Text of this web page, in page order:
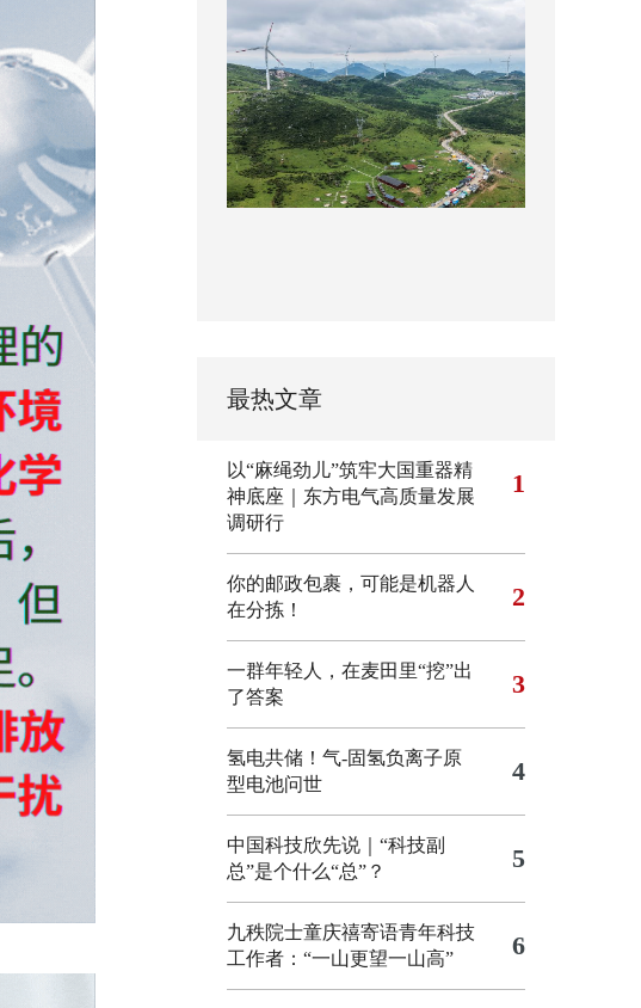
最热文章
以“麻绳劲儿”筑牢大国重器精
神底座｜东方电气高质量发展
调研行
1
你的邮政包裹，可能是机器人
在分拣！
2
一群年轻人，在麦田里“挖”出
了答案
3
氢电共储！气-固氢负离子原
型电池问世
4
中国科技欣先说｜“科技副
总”是个什么“总”？
5
九秩院士童庆禧寄语青年科技
工作者：“一山更望一山高”
6